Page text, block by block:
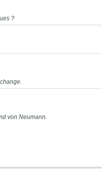
?
von Neumann.